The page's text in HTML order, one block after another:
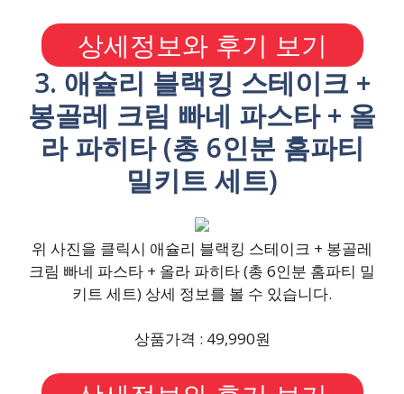
상세정보와 후기 보기
3. 애슐리 블랙킹 스테이크 +
봉골레 크림 빠네 파스타 + 올
라 파히타 (총 6인분 홈파티
밀키트 세트)
위 사진을 클릭시 애슐리 블랙킹 스테이크 + 봉골레
크림 빠네 파스타 + 올라 파히타 (총 6인분 홈파티 밀
키트 세트) 상세 정보를 볼 수 있습니다.
상품가격 : 49,990원